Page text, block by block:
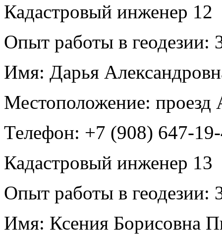
Кадастровый инженер 12
Опыт работы в геодезии:
Имя: Дарья
Местоположение: проезд
Телефон: +7 (908) 647-
Кадастровый инженер 13
Опыт работы в геодезии:
Имя: Ксения Борисовна